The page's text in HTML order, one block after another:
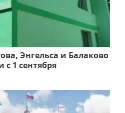
Энгельса и Балаково
с 1 сентября